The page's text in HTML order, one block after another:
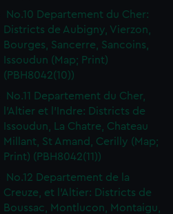
No.10 Departement du Cher:
Districts de Aubigny, Vierzon,
Bourges, Sancerre, Sancoins,
Issoudun (Map; Print)
(PBH8042(10))
No.11 Departement du Cher,
l'Altier et l'Indre: Districts de
Issoudun, La Chatre, Chateau
Millant, St Amand, Cerilly (Map;
Print) (PBH8042(11))
No.12 Departement de la
Creuze, et l'Altier: Districts de
Boussac, Montlucon, Montaigu,